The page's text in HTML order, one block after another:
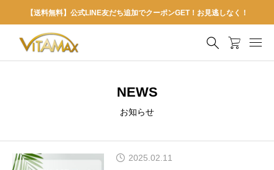
【送料無料】公式LINE友だち追加でクーポンGET！お見逃しなく！
NEWS
お知らせ
2025.02.11